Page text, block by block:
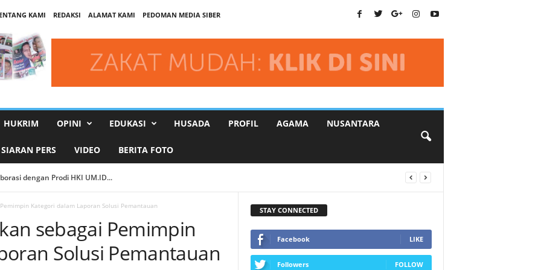
KAMI REDAKSI ALAMAT KAMI
PEDOMAN MEDIA SIBER
HUKRIM OPINI EDUKASI HUSADA PROFIL AGAMA NUSANTARA
SIARAN PERS VIDEO BERITA FOTO
dengan Prodi HKI UM.ID...
Buku Digital Bahasa Inggris Berbasis Nilai-Nilai Islam...
Kategori dalam Laporan Solusi Pemantauan
sebagai Pemimpin
Solusi Pemantauan
STAY CONNECTED
Facebook LIKE
Followers FOLLOW